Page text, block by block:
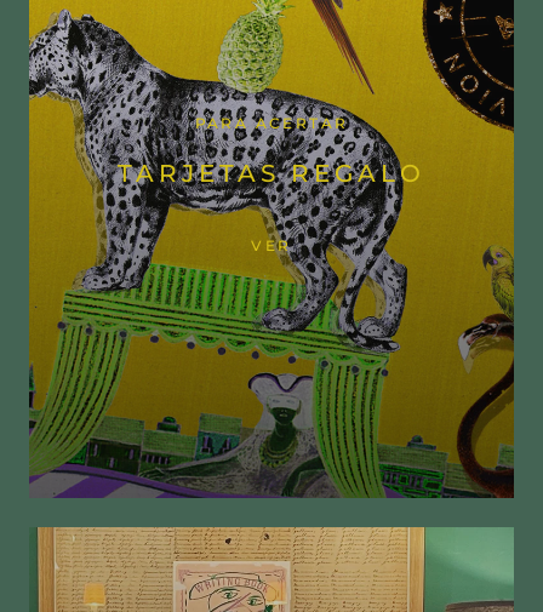
PARA ACERTAR
TARJETAS REGALO
VER